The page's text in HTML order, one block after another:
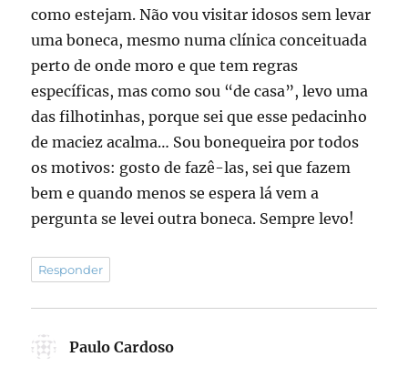
como estejam. Não vou visitar idosos sem levar
uma boneca, mesmo numa clínica conceituada
perto de onde moro e que tem regras
específicas, mas como sou “de casa”, levo uma
das filhotinhas, porque sei que esse pedacinho
de maciez acalma… Sou bonequeira por todos
os motivos: gosto de fazê-las, sei que fazem
bem e quando menos se espera lá vem a
pergunta se levei outra boneca. Sempre levo!
Responder
Paulo Cardoso